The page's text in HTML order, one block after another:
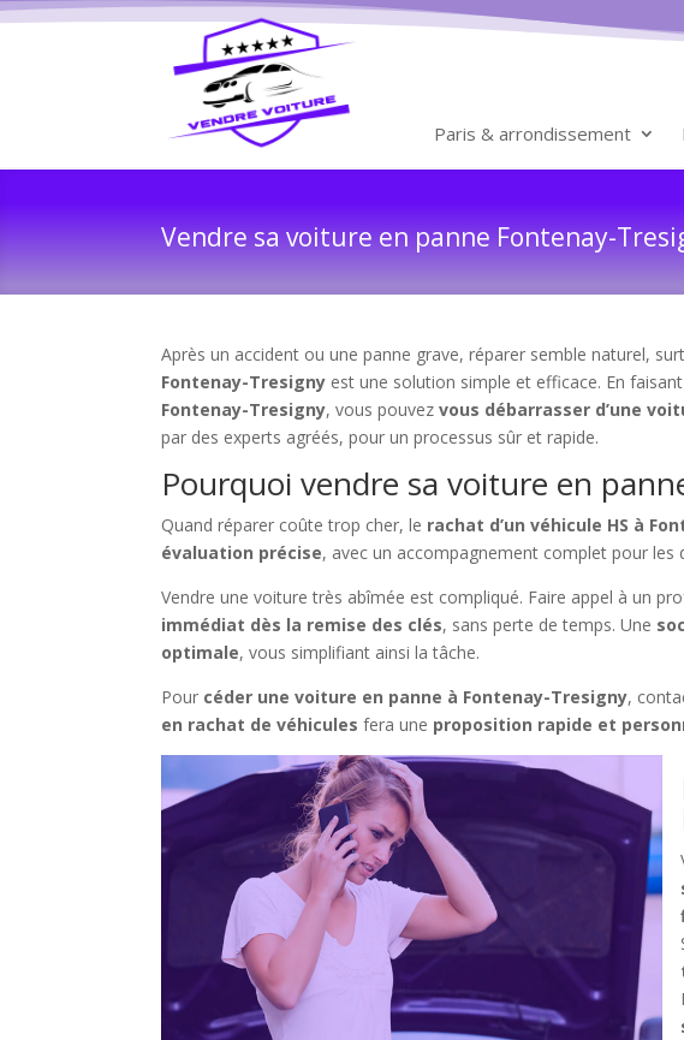
Paris & arrondissement
Vendre sa voiture en panne Fontenay-
Après un accident ou une panne grave, réparer semble naturel,
Fontenay-Tresigny est une solution simple et efficace. En
Fontenay-Tresigny, vous pouvezvous débarrasser d’une
par des experts agréés, pour un processus sûr et rapide.
Pourquoi vendre sa voiture en
Quand réparer coûte trop cher, le rachat d’un véhicule HS à
évaluation précise, avec un accompagnement complet pour les
Vendre une voiture très abîmée est compliqué. Faire appel à un
immédiat dès la remise des clés, sans perte de temps. Une
optimale, vous simplifiant ainsi la tâche.
Pour céder une voiture en panne à Fontenay-Tresigny,
en rachat de véhicules fera une proposition rapide et